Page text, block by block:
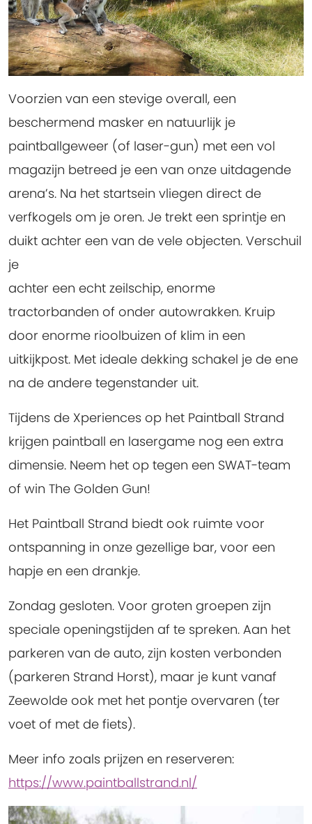
Voorzien van een stevige overall, een
beschermend masker en natuurlijk je
paintballgeweer (of laser-gun) met een vol
magazijn betreed je een van onze uitdagende
arena’s. Na het startsein vliegen direct de
verfkogels om je oren. Je trekt een sprintje en
duikt achter een van de vele objecten. Verschuil
je
achter een echt zeilschip, enorme
tractorbanden of onder autowrakken. Kruip
door enorme rioolbuizen of klim in een
uitkijkpost. Met ideale dekking schakel je de ene
na de andere tegenstander uit.
Tijdens de Xperiences op het Paintball Strand
krijgen paintball en lasergame nog een extra
dimensie. Neem het op tegen een SWAT-team
of win The Golden Gun!
Het Paintball Strand biedt ook ruimte voor
ontspanning in onze gezellige bar, voor een
hapje en een drankje.
Zondag gesloten. Voor groten groepen zijn
speciale openingstijden af te spreken. Aan het
parkeren van de auto, zijn kosten verbonden
(parkeren Strand Horst), maar je kunt vanaf
Zeewolde ook met het pontje overvaren (ter
voet of met de fiets).
Meer info zoals prijzen en reserveren:
https://www.paintballstrand.nl/